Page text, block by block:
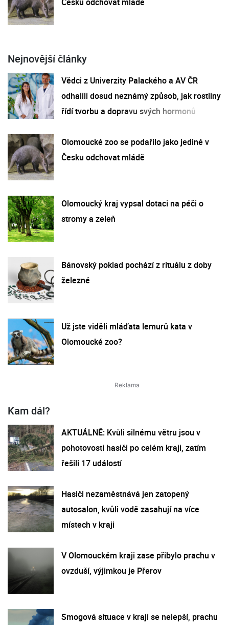
Nejnovější články
Vědci z Univerzity Palackého a AV ČR
odhalili dosud neznámý způsob, jak rostliny
řídí tvorbu a dopravu svých hormonů
Olomoucké zoo se podařilo jako jediné v
Česku odchovat mládě
Olomoucký kraj vypsal dotaci na péči o
stromy a zeleň
Bánovský poklad pochází z rituálu z doby
železné
Už jste viděli mláďata lemurů kata v
Olomoucké zoo?
Kam dál?
AKTUÁLNĚ: Kvůli silnému větru jsou v
pohotovosti hasiči po celém kraji, zatím
řešili 17 událostí
Hasiči nezaměstnává jen zatopený
autosalon, kvůli vodě zasahují na více
místech v kraji
V Olomouckém kraji zase přibylo prachu v
ovzduší, výjimkou je Přerov
Smogová situace v kraji se nelepší, prachu